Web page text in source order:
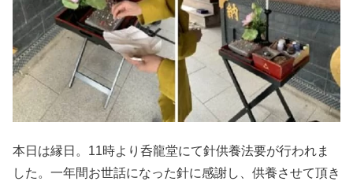
本日は縁日。11時より呑龍堂にて針供養法要が行われま
した。一年間お世話になった針に感謝し、供養させて頂き